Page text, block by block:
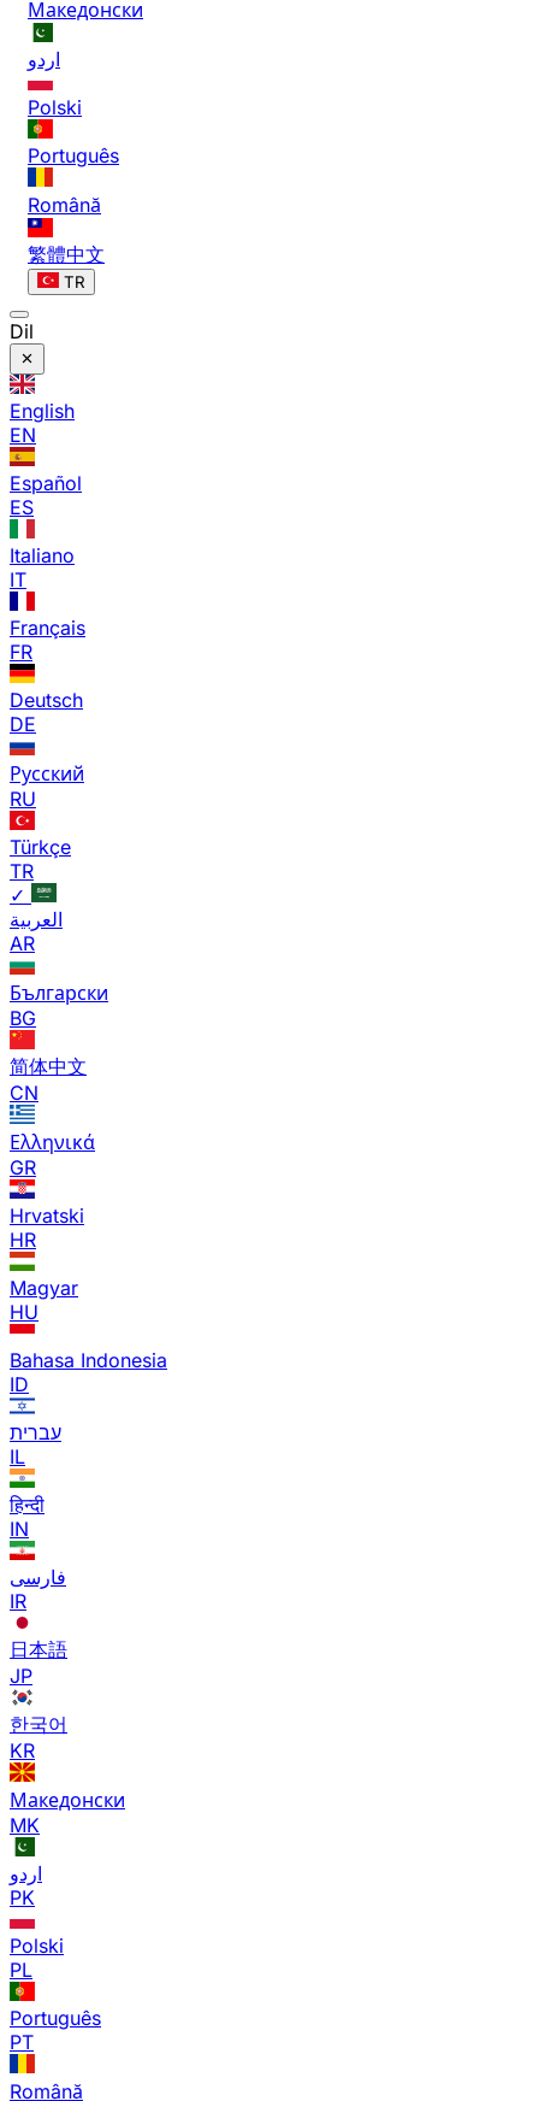
Македонски
اردو
Polski
Português
Română
繁體中文
TR
Dil
English
EN
Español
ES
Italiano
IT
Français
FR
Deutsch
DE
Русский
RU
Türkçe
TR
✓
العربية
AR
Български
BG
简体中文
CN
Ελληνικά
GR
Hrvatski
HR
Magyar
HU
Bahasa Indonesia
ID
עברית
IL
हिन्दी
IN
فارسی
IR
日本語
JP
한국어
KR
Македонски
MK
اردو
PK
Polski
PL
Português
PT
Română